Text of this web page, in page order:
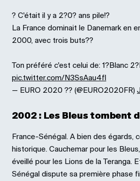
? C'était il y a 2?0? ans pile!?
La France dominait le Danemark en
2000, avec trois buts??
Ton préféré c'est celui de: 1?Blanc
pic.twitter.com/N3SsAau4fl
— EURO 2020 ?? (@EURO2020FR)
2002 : Les Bleus tombent
France-Sénégal. A bien des égards,
historique. Cauchemar pour les
éveillé pour les Lions de la Teranga.
Sénégal dispute sa première phase